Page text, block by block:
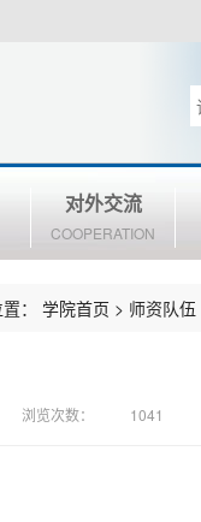
对外交流
COOPERATION
： 学院首页 > 师资队伍
浏览次数： 1041